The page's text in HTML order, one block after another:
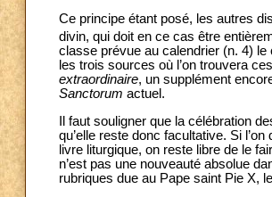
Ce principe étant posé, les autres
divin, qui doit en ce cas être
classe prévue au calendrier (n. 4)
les trois sources où l’on trouvera
extraordinaire, un supplément
Sanctorum actuel.
Il faut souligner que la célébration
qu’elle reste donc facultative. Si
livre liturgique, on reste libre de le
n’est pas une nouveauté absolue
rubriques due au Pape saint Pie X,